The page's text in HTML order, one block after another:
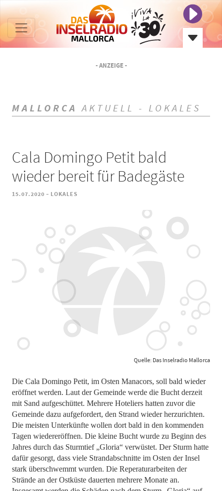
- ANZEIGE -
MALLORCA AKTUELL - LOKALES
Cala Domingo Petit bald
wieder bereit für Badegäste
15.07.2020 - LOKALES
Quelle: Das Inselradio Mallorca
Die Cala Domingo Petit, im Osten Manacors, soll bald wieder
eröffnet werden. Laut der Gemeinde werde die Bucht derzeit
mit Sand aufgeschüttet. Mehrere Hoteliers hatten zuvor die
Gemeinde dazu aufgefordert, den Strand wieder herzurichten.
Die meisten Unterkünfte wollen dort bald in den kommenden
Tagen wiedereröffnen. Die kleine Bucht wurde zu Beginn des
Jahres durch das Sturmtief „Gloria“ verwüstet. Der Sturm hatte
dafür gesorgt, dass viele Strandabschnitte im Osten der Insel
stark überschwemmt wurden. Die Reperaturarbeiten der
Strände an der Ostküste dauerten mehrere Monate an.